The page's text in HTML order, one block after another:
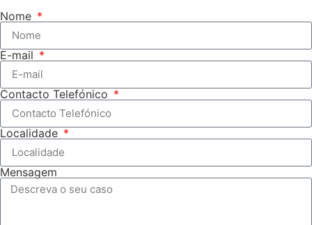
Nome
E-mail
Contacto Telefónico
Localidade
Mensagem